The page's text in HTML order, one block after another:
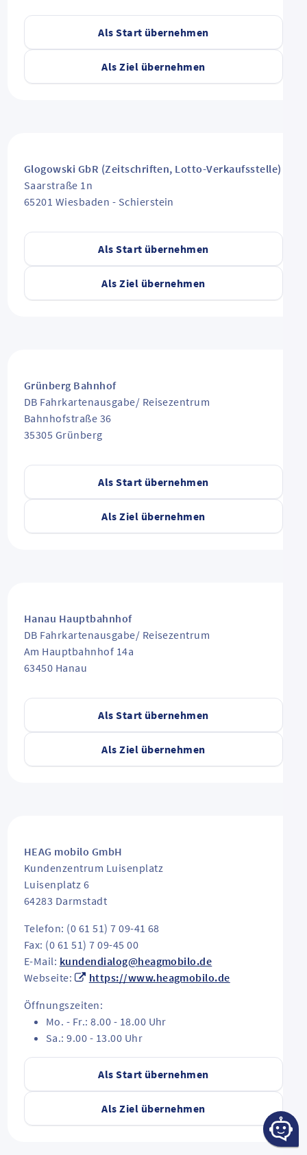
Als Start übernehmen
Als Ziel übernehmen
Als Start übernehmen
Als Ziel übernehmen
Glogowski GbR (Zeitschriften, Lotto-Verkaufsstelle)
Saarstraße 1n
65201 Wiesbaden - Schierstein
Als Start übernehmen
Als Ziel übernehmen
Grünberg Bahnhof
DB Fahrkartenausgabe/ Reisezentrum
Bahnhofstraße 36
35305 Grünberg
Als Start übernehmen
Als Ziel übernehmen
Hanau Hauptbahnhof
DB Fahrkartenausgabe/ Reisezentrum
Am Hauptbahnhof 14a
63450 Hanau
Als Start übernehmen
Als Ziel übernehmen
HEAG mobilo GmbH
Kundenzentrum Luisenplatz
Luisenplatz 6
64283 Darmstadt
Telefon: (0 61 51) 7 09-41 68
Fax: (0 61 51) 7 09-45 00
E-Mail: kundendialog@heagmobilo.de
Webseite:
https://www.heagmobilo.de
Öffnungszeiten:
Mo. - Fr.: 8.00 - 18.00 Uhr
Sa.: 9.00 - 13.00 Uhr